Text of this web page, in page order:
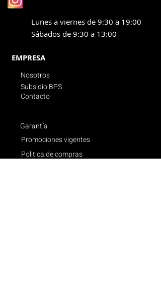
Lunes a viernes de 9:30 a 19:00
Sábados de 9:30 a 13:00
EMPRESA
Nosotros
Subsidio BPS
Contacto
Garantía
Promociones vigentes
Politica de compras